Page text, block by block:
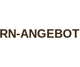
ANGEBOT